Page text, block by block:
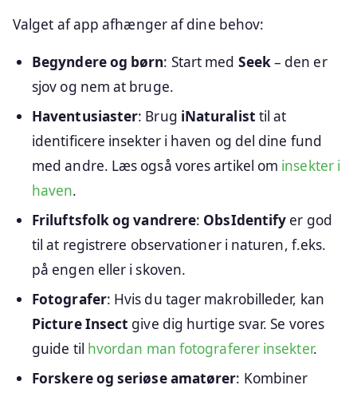
Valget af app afhænger af dine behov:
Begyndere og børn: Start med Seek– den er
sjov og nem at bruge.
Haventusiaster: Brug iNaturalist til at
identificere insekter i haven og del dine fund
med andre. Læs også vores artikel om insekter i
haven.
Friluftsfolk og vandrere: ObsIdentify er god
til at registrere observationer i naturen, f.eks.
på engen eller i skoven.
Fotografer: Hvis du tager makrobilleder, kan
Picture Insect give dig hurtige svar. Se vores
guide til hvordan man fotograferer insekter.
Forskere og seriøse amatører: Kombiner